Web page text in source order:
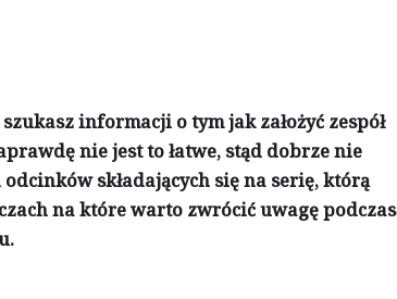
informacji o tym jak założyć zespół
nie jest to łatwe, stąd dobrze nie
składających się na serię, którą
na które warto zwrócić uwagę podczas